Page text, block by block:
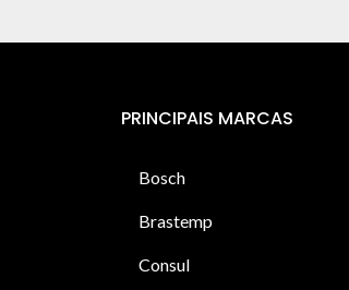
PRINCIPAIS MARCAS
Bosch
Brastemp
Consul